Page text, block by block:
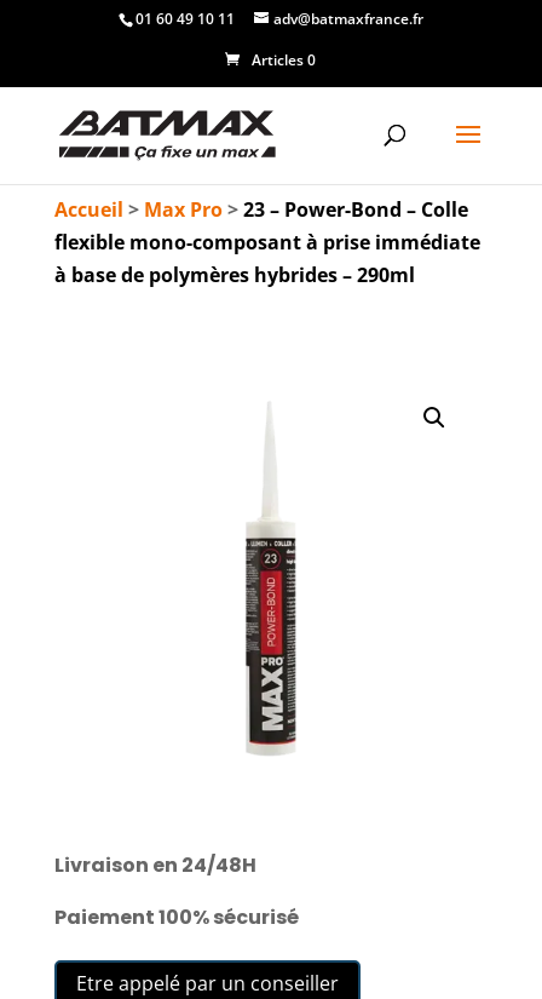
01 60 49 10 11
adv@batmaxfrance.fr
Articles 0
Accueil > Max Pro>23 – Power-Bond – Colle
flexible mono-composant à prise immédiate
à base de polymères hybrides – 290ml
Livraison en 24/48H
Paiement 100% sécurisé
Etre appelé par un conseiller